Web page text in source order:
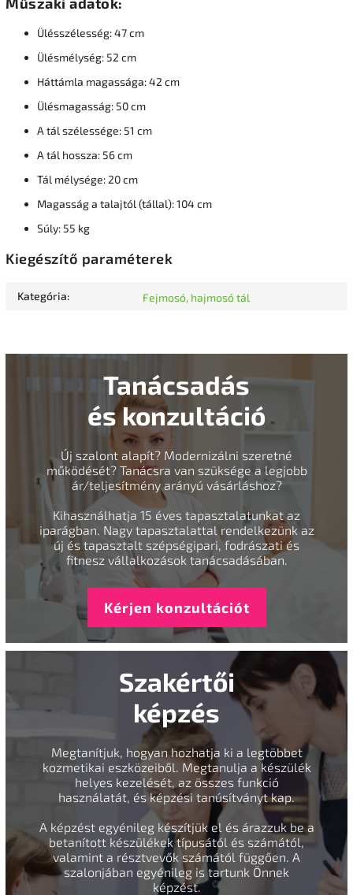
Ülésszélesség: 47 cm
Ülésmélység: 52 cm
Háttámla magassága: 42 cm
Ülésmagasság: 50 cm
A tál szélessége: 51 cm
A tál hossza: 56 cm
Tál mélysége: 20 cm
Magasság a talajtól (tállal): 104 cm
Súly: 55 kg
Kiegészítő paraméterek
Kategória: Fejmosó, hajmosó tál
Tanácsadás
és konzultáció
Új szalont alapít? Modernizálni szeretné
működését? Tanácsra van szüksége a legjobb
ár/teljesítmény arányú vásárláshoz?
Kihasználhatja 15 éves tapasztalatunkat az
iparágban. Nagy tapasztalattal rendelkezünk az
új és tapasztalt szépségipari, fodrászati és
fitnesz vállalkozások tanácsadásában.
Kérjen konzultációt
Szakértői
képzés
Megtanítjuk, hogyan hozhatja ki a legtöbbet
kozmetikai eszközeiből. Megtanulja a készülék
helyes kezelését, az összes funkció
használatát, és képzési tanúsítványt kap.
A képzést egyénileg készítjük el és árazzuk be a
betanított készülékek típusától és számától,
valamint a résztvevők számától függően. A
szalonjában egyénileg is tartunk Önnek
képzést.